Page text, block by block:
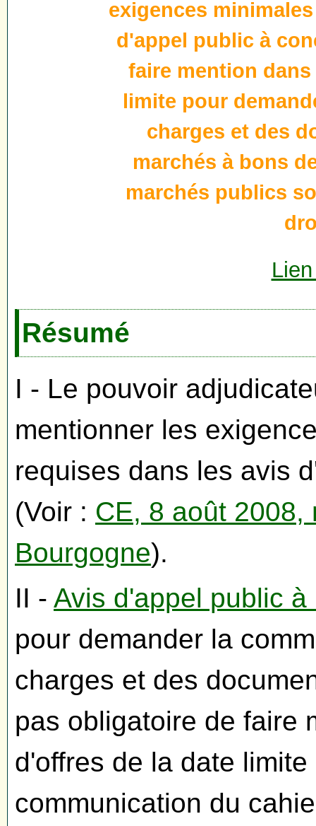
exigences
d'appel public à
faire mention
limite pour
charges et des
marchés à bons
marchés publics
Résumé
I - Le pouvoir
mentionner les
requises dans les avis
(Voir : CE, 8 août 2008,
Bourgogne).
II - Avis d'appel public
pour demander la
charges et des
pas obligatoire de faire
d'offres de la date
communication du